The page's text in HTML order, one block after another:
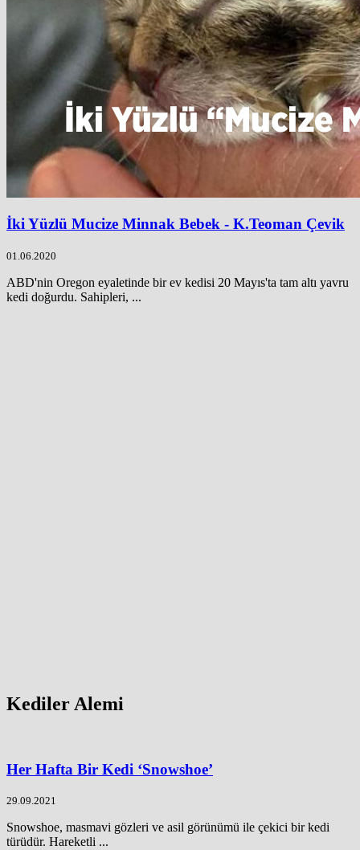
İki Yüzlü Mucize Minnak Bebek - K.Teoman Çevik
01.06.2020
ABD'nin Oregon eyaletinde bir ev kedisi 20 Mayıs'ta tam altı yavru
kedi doğurdu. Sahipleri, ...
Kediler Alemi
Her Hafta Bir Kedi ‘Snowshoe’
29.09.2021
Snowshoe, masmavi gözleri ve asil görünümü ile çekici bir kedi
türüdür. Hareketli ...